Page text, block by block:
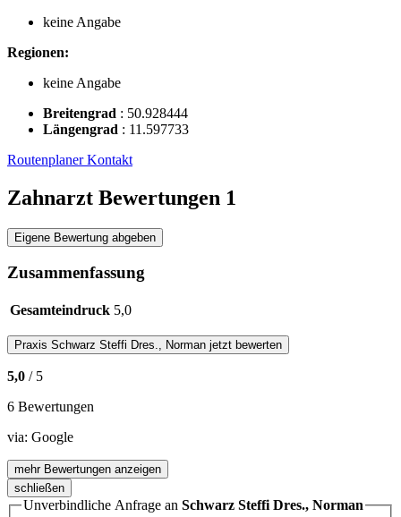
keine Angabe
Regionen:
keine Angabe
Breitengrad : 50.928444
Längengrad : 11.597733
RoutenplanerKontakt
Zahnarzt Bewertungen 1
Eigene Bewertung abgeben
Zusammenfassung
Gesamteindruck 5,0
Praxis Schwarz Steffi Dres., Norman jetzt bewerten
5,0 / 5
6 Bewertungen
via: Google
mehr Bewertungen anzeigen
schließen
Unverbindliche Anfrage an Schwarz Steffi Dres., Norman